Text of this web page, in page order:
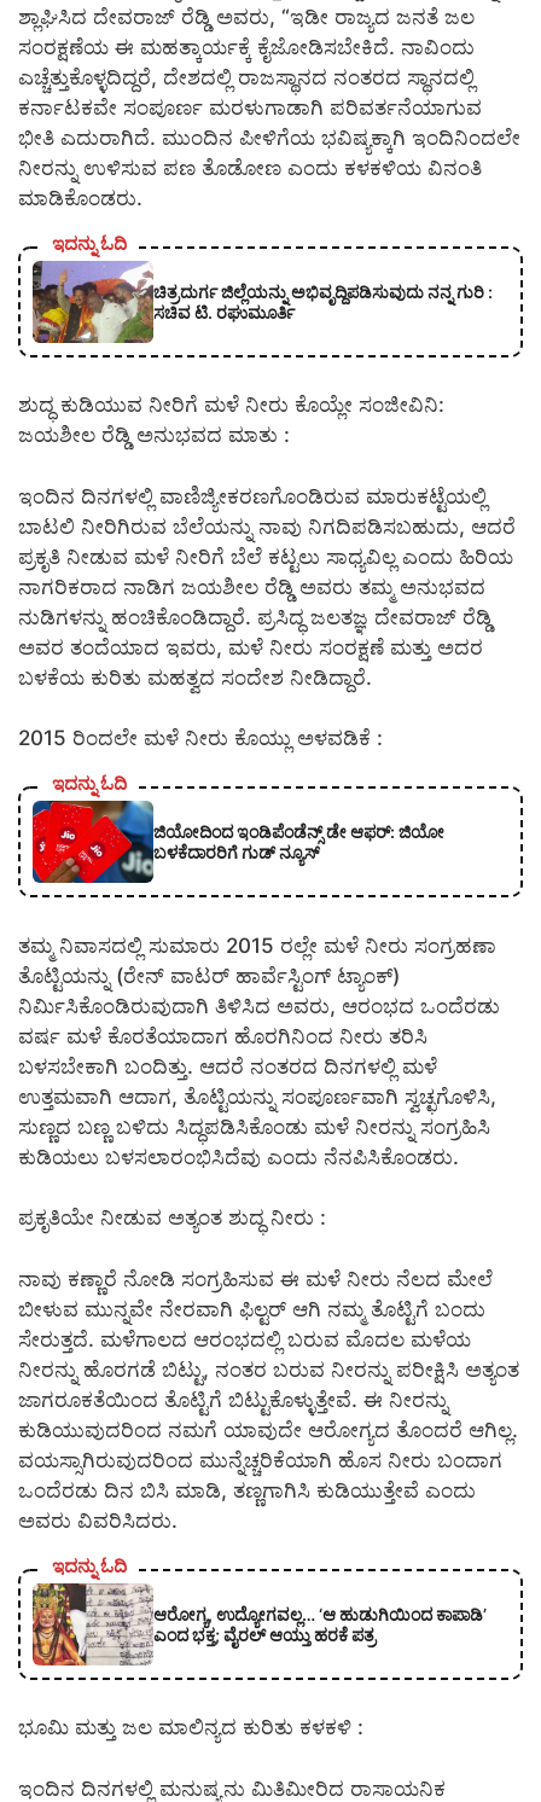
ಶ್ಲಾಘಿಸಿದ ದೇವರಾಜ್ ರೆಡ್ಡಿ ಅವರು, “ಇಡೀ ರಾಜ್ಯದ ಜನತೆ ಜಲ
ಸಂರಕ್ಷಣೆಯ ಈ ಮಹತ್ಕಾರ್ಯಕ್ಕೆ ಕೈಜೋಡಿಸಬೇಕಿದೆ. ನಾವಿಂದು
ಎಚ್ಚೆತ್ತುಕೊಳ್ಳದಿದ್ದರೆ, ದೇಶದಲ್ಲಿ ರಾಜಸ್ಥಾನದ ನಂತರದ ಸ್ಥಾನದಲ್ಲಿ
ಕರ್ನಾಟಕವೇ ಸಂಪೂರ್ಣ ಮರಳುಗಾಡಾಗಿ ಪರಿವರ್ತನೆಯಾಗುವ
ಭೀತಿ ಎದುರಾಗಿದೆ. ಮುಂದಿನ ಪೀಳಿಗೆಯ ಭವಿಷ್ಯಕ್ಕಾಗಿ ಇಂದಿನಿಂದಲೇ
ನೀರನ್ನು ಉಳಿಸುವ ಪಣ ತೊಡೋಣ ಎಂದು ಕಳಕಳಿಯ ವಿನಂತಿ
ಮಾಡಿಕೊಂಡರು.
ಇದನ್ನು ಓದಿ
ಚಿತ್ರದುರ್ಗ ಜಿಲ್ಲೆಯನ್ನು ಅಭಿವೃದ್ದಿಪಡಿಸುವುದು ನನ್ನ ಗುರಿ :
ಸಚಿವ ಟಿ. ರಘುಮೂರ್ತಿ
ಶುದ್ಧ ಕುಡಿಯುವ ನೀರಿಗೆ ಮಳೆ ನೀರು ಕೊಯ್ಲೇ ಸಂಜೀವಿನಿ:
ಜಯಶೀಲ ರೆಡ್ಡಿ ಅನುಭವದ ಮಾತು :
ಇಂದಿನ ದಿನಗಳಲ್ಲಿ ವಾಣಿಜ್ಯೀಕರಣಗೊಂಡಿರುವ ಮಾರುಕಟ್ಟೆಯಲ್ಲಿ
ಬಾಟಲಿ ನೀರಿಗಿರುವ ಬೆಲೆಯನ್ನು ನಾವು ನಿಗದಿಪಡಿಸಬಹುದು, ಆದರೆ
ಪ್ರಕೃತಿ ನೀಡುವ ಮಳೆ ನೀರಿಗೆ ಬೆಲೆ ಕಟ್ಟಲು ಸಾಧ್ಯವಿಲ್ಲ ಎಂದು ಹಿರಿಯ
ನಾಗರಿಕರಾದ ನಾಡಿಗ ಜಯಶೀಲ ರೆಡ್ಡಿ ಅವರು ತಮ್ಮ ಅನುಭವದ
ನುಡಿಗಳನ್ನು ಹಂಚಿಕೊಂಡಿದ್ದಾರೆ. ಪ್ರಸಿದ್ಧ ಜಲತಜ್ಞ ದೇವರಾಜ್ ರೆಡ್ಡಿ
ಅವರ ತಂದೆಯಾದ ಇವರು, ಮಳೆ ನೀರು ಸಂರಕ್ಷಣೆ ಮತ್ತು ಅದರ
ಬಳಕೆಯ ಕುರಿತು ಮಹತ್ವದ ಸಂದೇಶ ನೀಡಿದ್ದಾರೆ.
2015 ರಿಂದಲೇ ಮಳೆ ನೀರು ಕೊಯ್ಲು ಅಳವಡಿಕೆ :
ಇದನ್ನು ಓದಿ
ಜಿಯೋದಿಂದ ಇಂಡಿಪೆಂಡೆನ್ಸ್ ಡೇ ಆಫರ್: ಜಿಯೋ
ಬಳಕೆದಾರರಿಗೆ ಗುಡ್ ನ್ಯೂಸ್
ತಮ್ಮ ನಿವಾಸದಲ್ಲಿ ಸುಮಾರು 2015 ರಲ್ಲೇ ಮಳೆ ನೀರು ಸಂಗ್ರಹಣಾ
ತೊಟ್ಟಿಯನ್ನು (ರೇನ್ ವಾಟರ್ ಹಾರ್ವೆಸ್ಟಿಂಗ್ ಟ್ಯಾಂಕ್)
ನಿರ್ಮಿಸಿಕೊಂಡಿರುವುದಾಗಿ ತಿಳಿಸಿದ ಅವರು, ಆರಂಭದ ಒಂದೆರಡು
ವರ್ಷ ಮಳೆ ಕೊರತೆಯಾದಾಗ ಹೊರಗಿನಿಂದ ನೀರು ತರಿಸಿ
ಬಳಸಬೇಕಾಗಿ ಬಂದಿತ್ತು. ಆದರೆ ನಂತರದ ದಿನಗಳಲ್ಲಿ ಮಳೆ
ಉತ್ತಮವಾಗಿ ಆದಾಗ, ತೊಟ್ಟಿಯನ್ನು ಸಂಪೂರ್ಣವಾಗಿ ಸ್ವಚ್ಛಗೊಳಿಸಿ,
ಸುಣ್ಣದ ಬಣ್ಣ ಬಳಿದು ಸಿದ್ಧಪಡಿಸಿಕೊಂಡು ಮಳೆ ನೀರನ್ನು ಸಂಗ್ರಹಿಸಿ
ಕುಡಿಯಲು ಬಳಸಲಾರಂಭಿಸಿದೆವು ಎಂದು ನೆನಪಿಸಿಕೊಂಡರು.
ಪ್ರಕೃತಿಯೇ ನೀಡುವ ಅತ್ಯಂತ ಶುದ್ಧ ನೀರು :
ನಾವು ಕಣ್ಣಾರೆ ನೋಡಿ ಸಂಗ್ರಹಿಸುವ ಈ ಮಳೆ ನೀರು ನೆಲದ ಮೇಲೆ
ಬೀಳುವ ಮುನ್ನವೇ ನೇರವಾಗಿ ಫಿಲ್ಟರ್ ಆಗಿ ನಮ್ಮ ತೊಟ್ಟಿಗೆ ಬಂದು
ಸೇರುತ್ತದೆ. ಮಳೆಗಾಲದ ಆರಂಭದಲ್ಲಿ ಬರುವ ಮೊದಲ ಮಳೆಯ
ನೀರನ್ನು ಹೊರಗಡೆ ಬಿಟ್ಟು, ನಂತರ ಬರುವ ನೀರನ್ನು ಪರೀಕ್ಷಿಸಿ ಅತ್ಯಂತ
ಜಾಗರೂಕತೆಯಿಂದ ತೊಟ್ಟಿಗೆ ಬಿಟ್ಟುಕೊಳ್ಳುತ್ತೇವೆ. ಈ ನೀರನ್ನು
ಕುಡಿಯುವುದರಿಂದ ನಮಗೆ ಯಾವುದೇ ಆರೋಗ್ಯದ ತೊಂದರೆ ಆಗಿಲ್ಲ.
ವಯಸ್ಸಾಗಿರುವುದರಿಂದ ಮುನ್ನೆಚ್ಚರಿಕೆಯಾಗಿ ಹೊಸ ನೀರು ಬಂದಾಗ
ಒಂದೆರಡು ದಿನ ಬಿಸಿ ಮಾಡಿ, ತಣ್ಣಗಾಗಿಸಿ ಕುಡಿಯುತ್ತೇವೆ ಎಂದು
ಅವರು ವಿವರಿಸಿದರು.
ಇದನ್ನು ಓದಿ
ಆರೋಗ್ಯ, ಉದ್ಯೋಗವಲ್ಲ… ‘ಆ ಹುಡುಗಿಯಿಂದ ಕಾಪಾಡಿ’
ಎಂದ ಭಕ್ತ; ವೈರಲ್ ಆಯ್ತು ಹರಕೆ ಪತ್ರ
ಭೂಮಿ ಮತ್ತು ಜಲ ಮಾಲಿನ್ಯದ ಕುರಿತು ಕಳಕಳಿ :
ಇಂದಿನ ದಿನಗಳಲ್ಲಿ ಮನುಷ್ಯನು ಮಿತಿಮೀರಿದ ರಾಸಾಯನಿಕ